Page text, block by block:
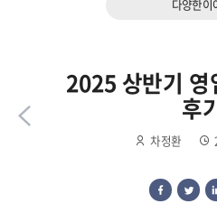
다양한이
2025 상반기 영
후
차정환